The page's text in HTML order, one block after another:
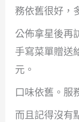
務依舊很好，
公佈拿星後再
手寫菜單贈送
元。
口味依舊。服
而且記得沒有